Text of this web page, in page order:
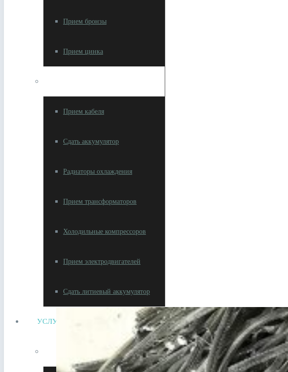
Прием бронзы
Прием цинка
Прием кабеля
Сдать аккумулятор
Радиаторы охлаждения
Прием трансформаторов
Холодильные компрессоров
Прием электродвигателей
Сдать литиевый аккумулятор
УСЛУГИ
Утилизация металлолома